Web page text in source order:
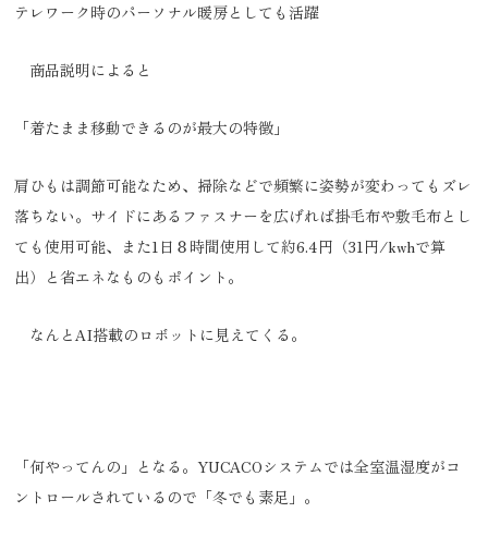
テレワーク時のパーソナル暖房としても活躍
商品説明によると
「着たまま移動できるのが最大の特徴」
肩ひもは調節可能なため、掃除などで頻繁に姿勢が変わってもズレ
落ちない。サイドにあるファスナーを広げれば掛毛布や敷毛布とし
ても使用可能、また1日８時間使用して約6.4円（31円/kwhで算
出）と省エネなものもポイント。
なんとAI搭載のロボットに見えてくる。
「何やってんの」となる。YUCACOシステムでは全室温湿度がコ
ントロールされているので「冬でも素足」。